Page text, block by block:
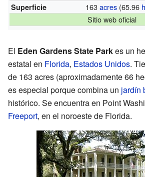
Superficie 163acres (65.96
Sitio web oficial
El Eden Gardens State Parkes un
estatal en Florida, Estados Unidos.
de 163 acres (aproximadamente 66
es especial porque combina un jardín
histórico. Se encuentra en Point
Freeport, en el noroeste de Florida.